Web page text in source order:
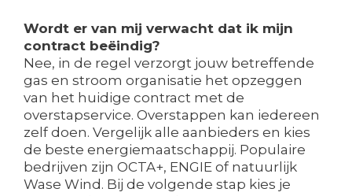
Wordt er van mij verwacht dat ik mijn
contract beëindig?
Nee, in de regel verzorgt jouw betreffende
gas en stroom organisatie het opzeggen
van het huidige contract met de
overstapservice. Overstappen kan iedereen
zelf doen. Vergelijk alle aanbieders en kies
de beste energiemaatschappij. Populaire
bedrijven zijn OCTA+, ENGIE of natuurlijk
Wase Wind. Bij de volgende stap kies je